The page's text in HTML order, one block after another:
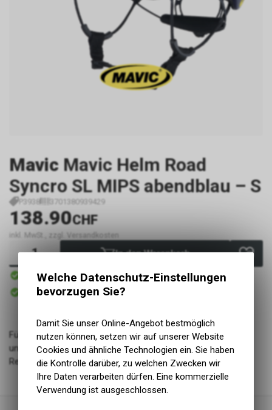
Mavic Mavic Helm Road
Syncro SL MIPS abendblau – S
P3938 3701380939429
138.90CHF
inkl. MwSt., zzgl. Versandkosten
In den Warenkorb
Sofort verfügbar
Versand
Sofort abholbar
Abholung Zweiradliebe GmbH
Für Radsportler, die einen extra komfortablen, gut belüfteten
und leichten Helm suchen und sich nicht zwischen einem
Rennrad- oder Cross-country-Modell entscheiden wollen.
Welche Datenschutz-Einstellungen
bevorzugen Sie?
Damit Sie unser Online-Angebot bestmöglich
nutzen können, setzen wir auf unserer Website
Cookies und ähnliche Technologien ein. Sie haben
die Kontrolle darüber, zu welchen Zwecken wir
Ihre Daten verarbeiten dürfen. Eine kommerzielle
Verwendung ist ausgeschlossen.